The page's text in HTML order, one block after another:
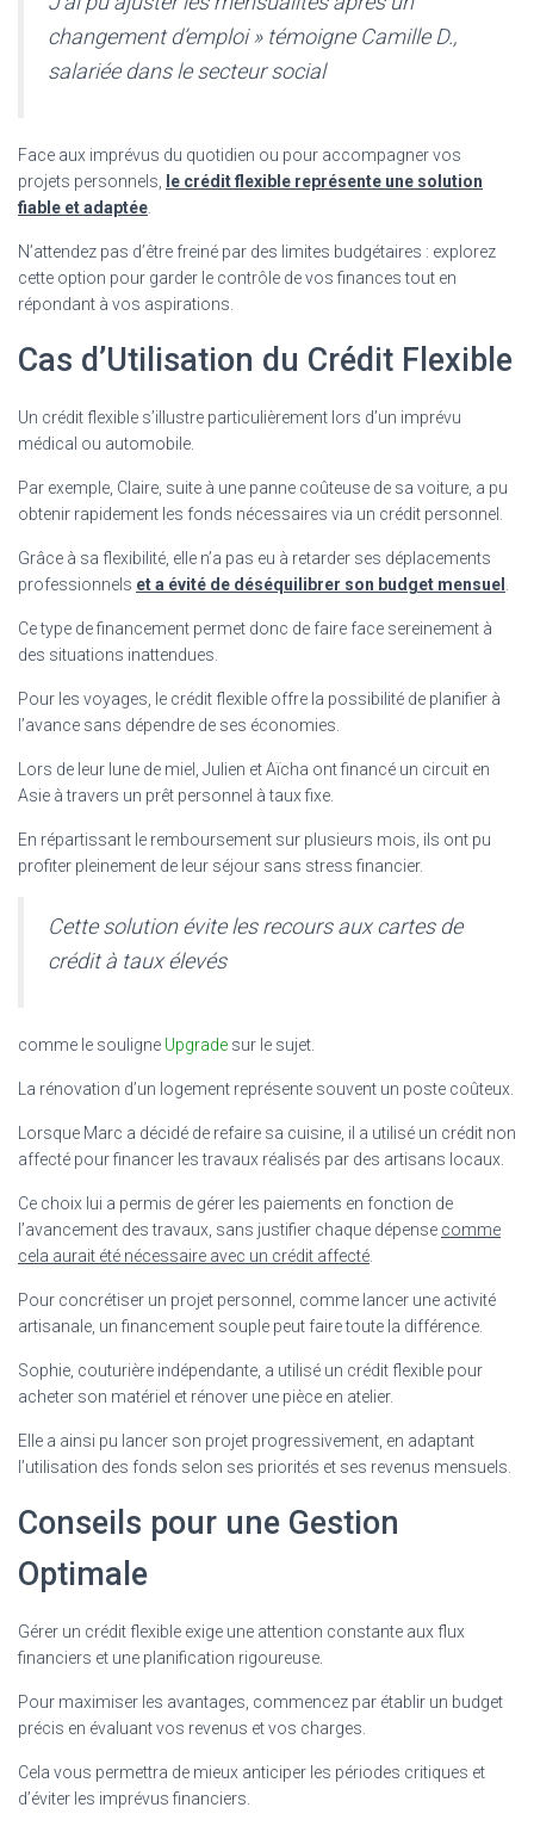
changement d’emploi » témoigne Camille D.,
salariée dans le secteur social
Face aux imprévus du quotidien ou pour accompagner vos
projets personnels,
le crédit flexible représente une solution
fiable et adaptée
N’attendez pas d’être freiné par des limites budgétaires : explorez
cette option pour garder le contrôle de vos finances tout en
répondant à vos aspirations.
Cas d’Utilisation du Crédit Flexible
Un crédit flexible s’illustre particulièrement lors d’un imprévu
médical ou automobile.
Par exemple, Claire, suite à une panne coûteuse de sa voiture, a pu
obtenir rapidement les fonds nécessaires via un crédit personnel.
Grâce à sa flexibilité, elle n’a pas eu à retarder ses déplacements
professionnels et a évité de déséquilibrer son budget mensuel
Ce type de financement permet donc de faire face sereinement à
des situations inattendues.
Pour les voyages, le crédit flexible offre la possibilité de planifier à
l’avance sans dépendre de ses économies.
Lors de leur lune de miel, Julien et Aïcha ont financé un circuit en
Asie à travers un prêt personnel à taux fixe.
En répartissant le remboursement sur plusieurs mois, ils ont pu
profiter pleinement de leur séjour sans stress financier.
Cette solution évite les recours aux cartes de
crédit à taux élevés
comme le souligne Upgrade sur le sujet.
La rénovation d’un logement représente souvent un poste coûteux.
Lorsque Marc a décidé de refaire sa cuisine, il a utilisé un crédit non
affecté pour financer les travaux réalisés par des artisans locaux.
Ce choix lui a permis de gérer les paiements en fonction de
l’avancement des travaux, sans justifier chaque dépense comme
cela aurait été nécessaire avec un crédit affecté
Pour concrétiser un projet personnel, comme lancer une activité
artisanale, un financement souple peut faire toute la différence.
Sophie, couturière indépendante, a utilisé un crédit flexible pour
acheter son matériel et rénover une pièce en atelier.
Elle a ainsi pu lancer son projet progressivement, en adaptant
l’utilisation des fonds selon ses priorités et ses revenus mensuels.
Conseils pour une Gestion
Optimale
Gérer un crédit flexible exige une attention constante aux flux
financiers et une planification rigoureuse.
Pour maximiser les avantages, commencez par établir un budget
précis en évaluant vos revenus et vos charges.
Cela vous permettra de mieux anticiper les périodes critiques et
d’éviter les imprévus financiers.